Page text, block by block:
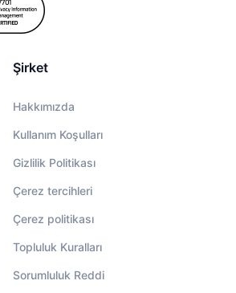
Şirket
Hakkımızda
Kullanım Koşulları
Gizlilik Politikası
Çerez tercihleri
Çerez politikası
Topluluk Kuralları
Sorumluluk Reddi